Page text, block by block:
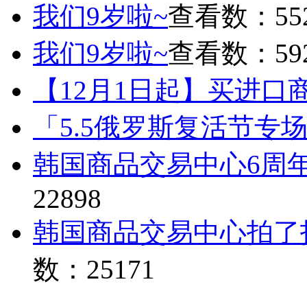
我们9岁啦~查看数：
我们9岁啦~查看数：
【12月1日起】买进口
「5.5俄罗斯复活节专
韩国商品交易中心6周
22898
韩国商品交易中心拍
数：25171